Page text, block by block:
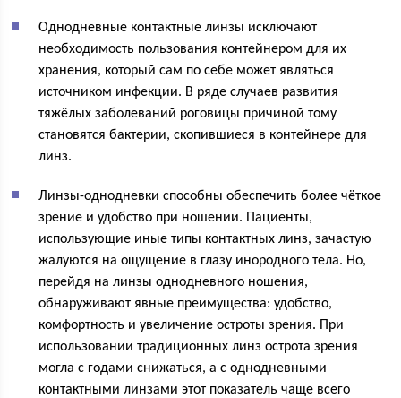
Однодневные контактные линзы исключают
необходимость пользования контейнером для их
хранения, который сам по себе может являться
источником инфекции. В ряде случаев развития
тяжёлых заболеваний роговицы причиной тому
становятся бактерии, скопившиеся в контейнере для
линз.
Линзы-однодневки способны обеспечить более чёткое
зрение и удобство при ношении. Пациенты,
использующие иные типы контактных линз, зачастую
жалуются на ощущение в глазу инородного тела. Но,
перейдя на линзы однодневного ношения,
обнаруживают явные преимущества: удобство,
комфортность и увеличение остроты зрения. При
использовании традиционных линз острота зрения
могла с годами снижаться, а с однодневными
контактными линзами этот показатель чаще всего